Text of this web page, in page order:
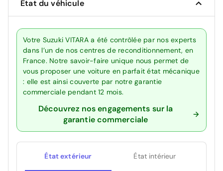
État du véhicule
Votre Suzuki VITARA a été contrôlée par nos experts
dans l’un de nos centres de reconditionnement, en
France. Notre savoir-faire unique nous permet de
vous proposer une voiture en parfait état mécanique
: elle est ainsi couverte par notre garantie
commerciale pendant 12 mois.
Découvrez nos engagements sur la
garantie commerciale
État extérieur État intérieur